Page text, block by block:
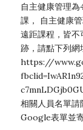
自主健康管理
課， 自主健康
遠距課程，皆不
跡，請點下列
https://
相關人員名單請
Google表單並